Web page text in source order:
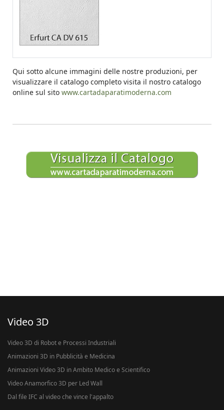
Qui sotto alcune immagini delle nostre produzioni, per
visualizzare il catalogo completo visita il nostro catalogo
online sul sito www.cartadaparatimoderna.com
Video 3D
Video 3D di Robot e Processi Industriali
Animazioni 3D in Pubblicità e Medicina
Animazioni Video 3D in Ambito Medico e Scientifico
Video Anamorfico 3D per Led Wall
Dal file IFC al video che vince l'appalto